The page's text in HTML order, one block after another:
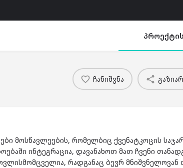
ჩანიშვნა
მოსწავლეების, რომელბიც ქვენატკოცის
ინტეგრაცია, დავანახოთ მათ ჩვენი
რადგანაც ბევრ მნიშვნელოვან